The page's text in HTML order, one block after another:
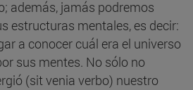
además, jamás podremos
estructuras mentales, es decir:
a conocer cuál era el universo
sus mentes. No sólo no
(sit venia verbo) nuestro